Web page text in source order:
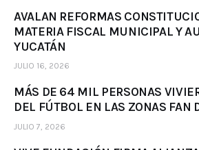
AVALAN REFORMAS
MATERIA FISCAL MUNICIPAL Y
YUCATÁN
JULIO 16, 2026
MÁS DE 64 MIL PERSONAS
DEL FÚTBOL EN LAS ZONAS FAN
JULIO 7, 2026